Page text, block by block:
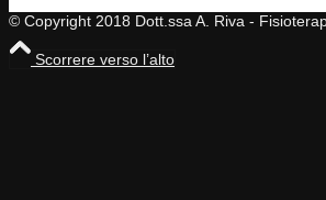
© Copyright 2018 Dott.ssa A. Riva -
Scorrere verso l’alto